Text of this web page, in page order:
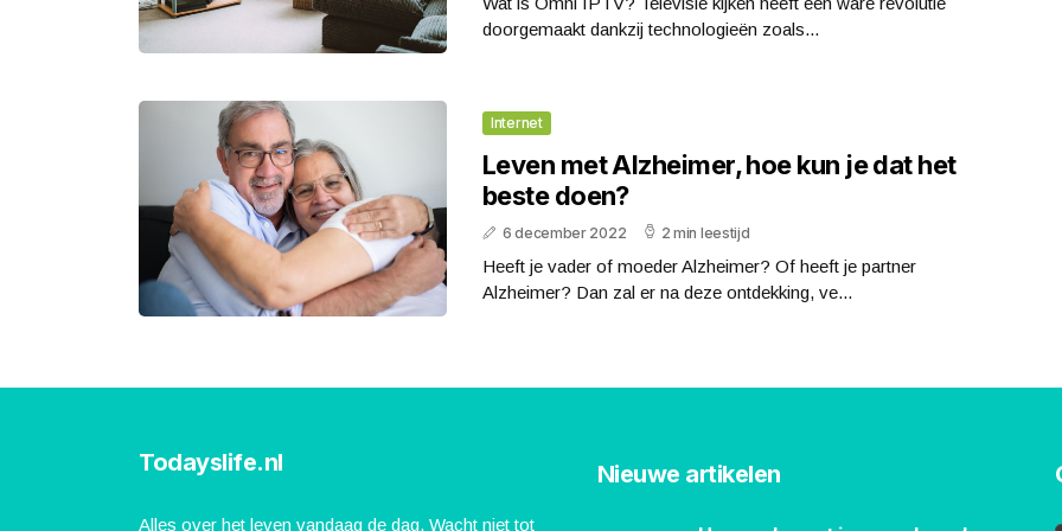
doorgemaakt dankzij technologieën zoals...
Internet
Leven met Alzheimer, hoe kun je dat het
beste doen?
6 december 2022 2 min leestijd
Heeft je vader of moeder Alzheimer? Of heeft je partner
Alzheimer? Dan zal er na deze ontdekking, ve...
Todayslife.nl
Alles over het leven vandaag de dag. Wacht niet tot
Nieuwe artikelen